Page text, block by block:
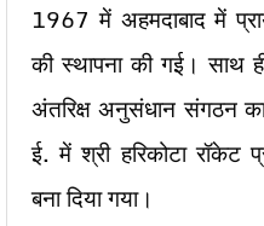
1967 में अहमदाबाद में
की स्थापना की गई। साथ
अंतरिक्ष अनुसंधान संगठन
ई. में श्री हरिकोटा रॉकेट
बना दिया गया।